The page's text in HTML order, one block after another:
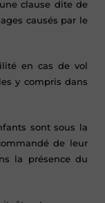
clause dite de
causés par le
en cas de vol
y compris dans
sont sous la
de leur
la présence du